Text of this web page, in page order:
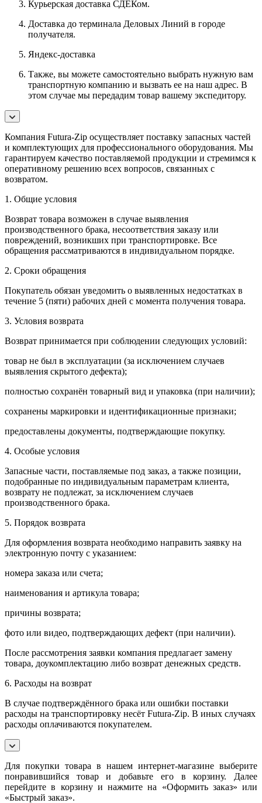
Курьерская доставка СДЕКом.
Доставка до терминала Деловых Линий в городе
получателя.
Яндекс-доставка
Также, вы можете самостоятельно выбрать нужную вам
транспортную компанию и вызвать ее на наш адрес. В
этом случае мы передадим товар вашему экспедитору.
Компания Futura-Zip осуществляет поставку запасных частей
и комплектующих для профессионального оборудования. Мы
гарантируем качество поставляемой продукции и стремимся к
оперативному решению всех вопросов, связанных с
возвратом.
1. Общие условия
Возврат товара возможен в случае выявления
производственного брака, несоответствия заказу или
повреждений, возникших при транспортировке. Все
обращения рассматриваются в индивидуальном порядке.
2. Сроки обращения
Покупатель обязан уведомить о выявленных недостатках в
течение 5 (пяти) рабочих дней с момента получения товара.
3. Условия возврата
Возврат принимается при соблюдении следующих условий:
товар не был в эксплуатации (за исключением случаев
выявления скрытого дефекта);
полностью сохранён товарный вид и упаковка (при наличии);
сохранены маркировки и идентификационные признаки;
предоставлены документы, подтверждающие покупку.
4. Особые условия
Запасные части, поставляемые под заказ, а также позиции,
подобранные по индивидуальным параметрам клиента,
возврату не подлежат, за исключением случаев
производственного брака.
5. Порядок возврата
Для оформления возврата необходимо направить заявку на
электронную почту с указанием:
номера заказа или счета;
наименования и артикула товара;
причины возврата;
фото или видео, подтверждающих дефект (при наличии).
После рассмотрения заявки компания предлагает замену
товара, доукомплектацию либо возврат денежных средств.
6. Расходы на возврат
В случае подтверждённого брака или ошибки поставки
расходы на транспортировку несёт Futura-Zip. В иных случаях
расходы оплачиваются покупателем.
Для покупки товара в нашем интернет-магазине выберите
понравившийся товар и добавьте его в корзину. Далее
перейдите в корзину и нажмите на «Оформить заказ» или
«Быстрый заказ».